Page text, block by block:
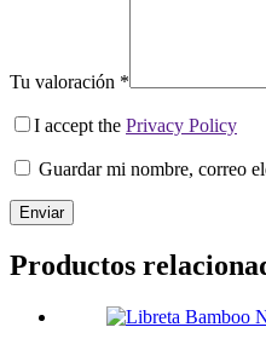
Tu valoración *
I accept the Privacy Policy
Guardar mi nombre, correo
Enviar
Productos